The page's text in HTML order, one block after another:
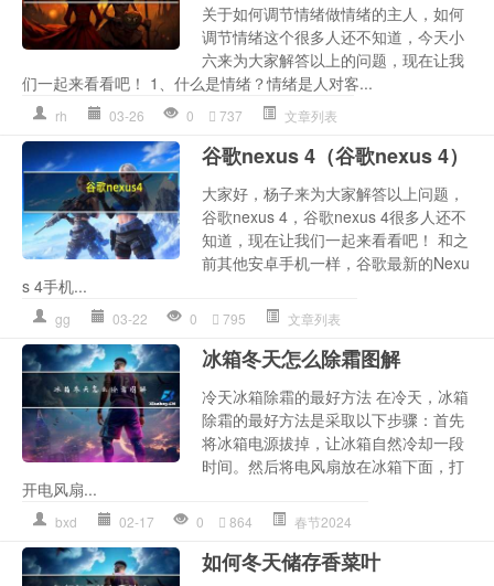
关于如何调节情绪做情绪的主人，如何
调节情绪这个很多人还不知道，今天小
六来为大家解答以上的问题，现在让我
们一起来看看吧！ 1、什么是情绪？情绪是人对客...
rh 03-26 0 737 文章列表
谷歌nexus 4（谷歌nexus 4）
大家好，杨子来为大家解答以上问题，
谷歌nexus 4，谷歌nexus 4很多人还不
知道，现在让我们一起来看看吧！ 和之
前其他安卓手机一样，谷歌最新的Nexu
s 4手机...
gg 03-22 0 795 文章列表
冰箱冬天怎么除霜图解
冷天冰箱除霜的最好方法 在冷天，冰箱
除霜的最好方法是采取以下步骤：首先
将冰箱电源拔掉，让冰箱自然冷却一段
时间。然后将电风扇放在冰箱下面，打
开电风扇...
bxd 02-17 0 864 春节2024
如何冬天储存香菜叶